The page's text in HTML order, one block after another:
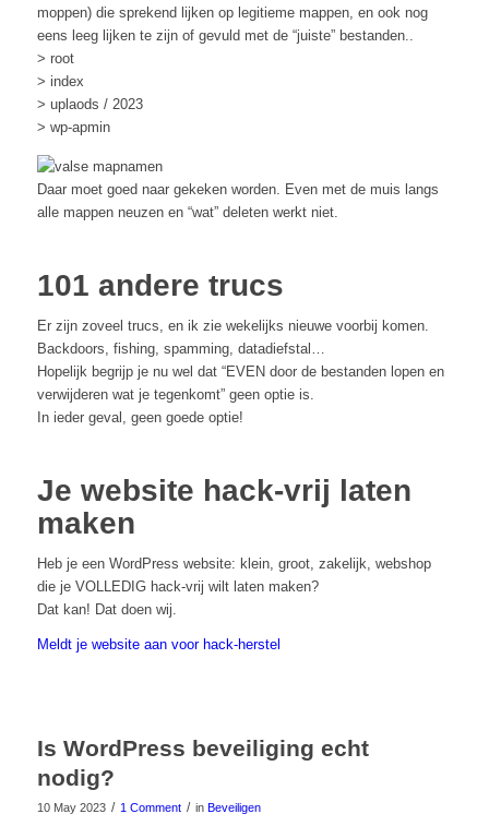
moppen) die sprekend lijken op legitieme mappen, en ook nog
eens leeg lijken te zijn of gevuld met de “juiste” bestanden..
> root
> index
> uplaods / 2023
> wp-apmin
Daar moet goed naar gekeken worden. Even met de muis langs
alle mappen neuzen en “wat” deleten werkt niet.
101 andere trucs
Er zijn zoveel trucs, en ik zie wekelijks nieuwe voorbij komen.
Backdoors, fishing, spamming, datadiefstal…
Hopelijk begrijp je nu wel dat “EVEN door de bestanden lopen en
verwijderen wat je tegenkomt” geen optie is.
In ieder geval, geen goede optie!
Je website hack-vrij laten
maken
Heb je een WordPress website: klein, groot, zakelijk, webshop
die je VOLLEDIG hack-vrij wilt laten maken?
Dat kan! Dat doen wij.
Meldt je website aan voor hack-herstel
Is WordPress beveiliging echt
nodig?
10 May 2023 / 1 Comment / in Beveiligen